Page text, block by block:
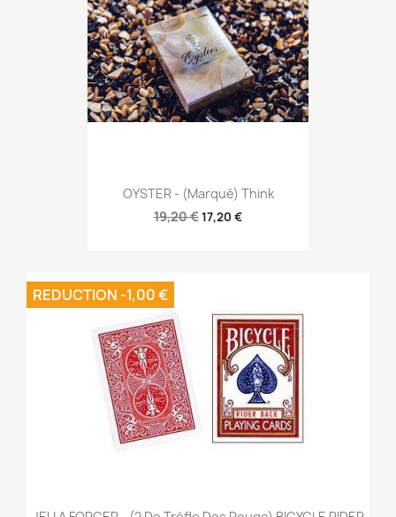
OYSTER - (Marqué) Think
19,20 €17,20 €
REDUCTION -1,00 €